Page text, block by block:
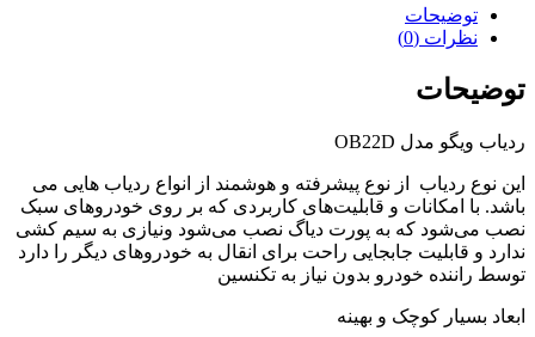
توضیحات
نظرات (0)
توضیحات
ردیاب ویگو مدل OB22D
این نوع ردیاب از نوع پیشرفته و هوشمند از انواع ردیاب هایی می
باشد. با امکانات و قابلیت‌های کاربردی که بر روی خودروهای سبک
نصب می‌شود که به پورت دیاگ نصب می‌شود ونیازی به سیم کشی
ندارد و قابلیت جابجایی راحت برای انقال به خودروهای دیگر را دارد
توسط راننده خودرو بدون نیاز به تکنسین
ابعاد بسیار کوچک و بهینه